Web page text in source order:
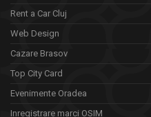
Rent a Car Cluj
Web Design
Cazare Brasov
Top City Card
Evenimente Oradea
Inregistrare marci OSIM